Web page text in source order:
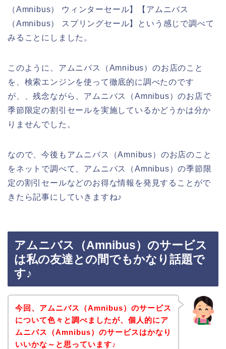
（Amnibus） ウィンターセール】【アムニバス
（Amnibus） スプリングセール】という感じで調べて
みることにしました。
このように、アムニバス（Amnibus）のお店のこと
を、検索エンジンを使って徹底的に調べたのです
が、、残念ながら、アムニバス（Amnibus）のお店で
季節限定の割引セールを実施しているかどうかは分か
りませんでした。
なので、今後もアムニバス（Amnibus）のお店のこと
をネットで調べて、アムニバス（Amnibus）の季節限
定の割引セールなどのお得な情報を発見することがで
きたら記事にしていきますね♪
アムニバス（Amnibus）のサービス
は私の友達との間でもかなり話題で
す♪
今回、アムニバス（Amnibus）のサービス
について色々と調べましたが、個人的にア
ムニバス（Amnibus）のサービスはかなり
いいかな～と思っています♪